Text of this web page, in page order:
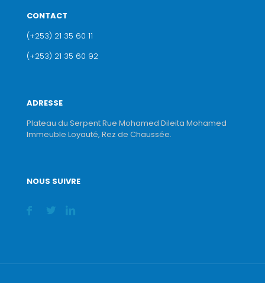
CONTACT
(+253) 21 35 60 11
(+253) 21 35 60 92
ADRESSE
Plateau du Serpent Rue Mohamed Dileita Mohamed
Immeuble Loyauté, Rez de Chaussée.
NOUS SUIVRE